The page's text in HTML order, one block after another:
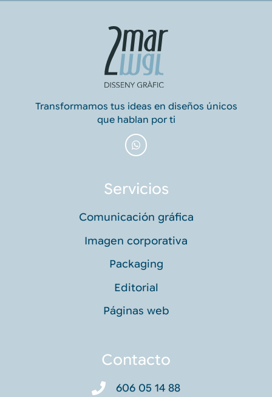
Transformamos tus ideas en diseños únicos
que hablan por ti
Servicios
Comunicación gráfica
Imagen corporativa
Packaging
Editorial
Páginas web
Contacto
606 05 14 88